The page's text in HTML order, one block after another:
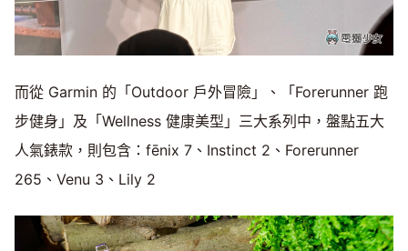
而從 Garmin 的「Outdoor 戶外冒險」、「Forerunner 跑
步健身」及「Wellness 健康美型」三大系列中，盤點五大
人氣錶款，則包含：fēnix 7、Instinct 2、Forerunner
265、Venu 3、Lily 2